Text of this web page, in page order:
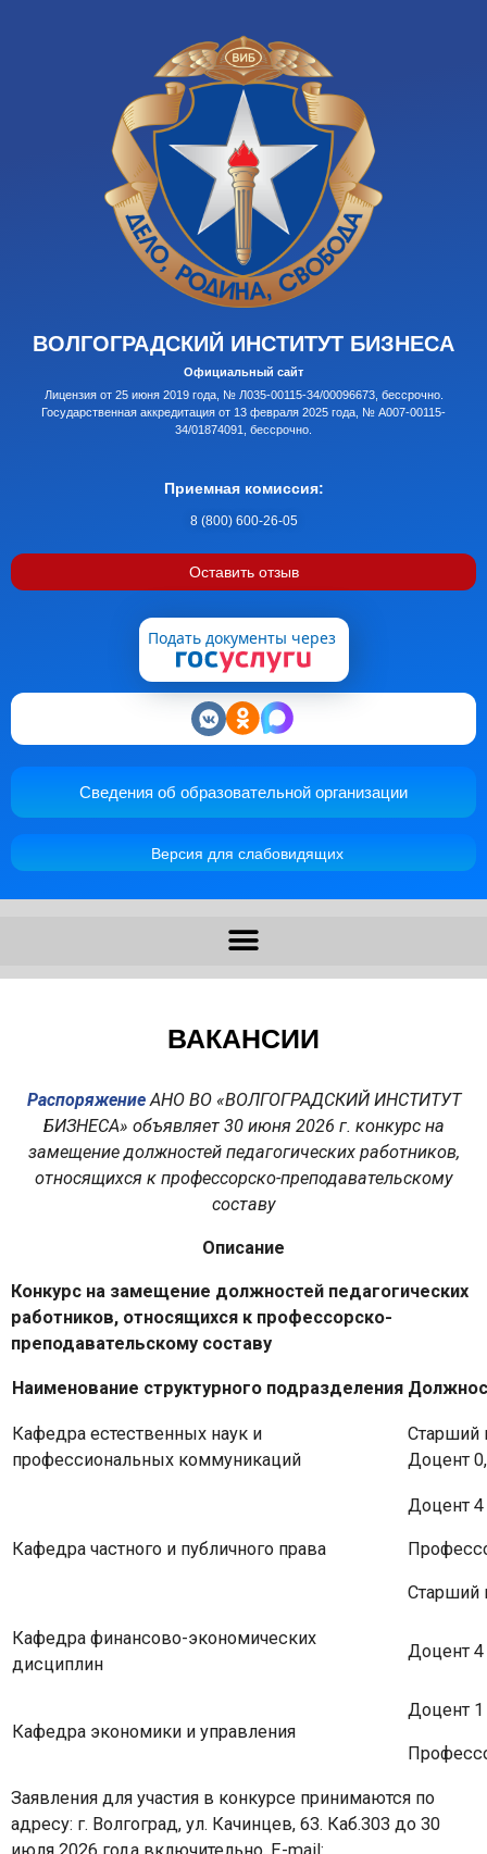
ВОЛГОГРАДСКИЙ ИНСТИТУТ БИЗНЕСА
Официальный сайт
Лицензия от 25 июня 2019 года, № Л035-00115-34/00096673, бессрочно.
Государственная аккредитация от 13 февраля 2025 года, № А007-00115-
34/01874091, бессрочно.
Приемная комиссия:
8 (800) 600-26-05
Оставить отзыв
Подать документы через
Сведения об образовательной организации
Версия для слабовидящих
ВАКАНСИИ
Распоряжение АНО ВО «ВОЛГОГРАДСКИЙ ИНСТИТУТ
БИЗНЕСА» объявляет 30 июня 2026 г. конкурс на
замещение должностей педагогических работников,
относящихся к профессорско-преподавательскому
составу
Описание
Конкурс на замещение должностей педагогических
работников, относящихся к профессорско-
преподавательскому составу
Наименование структурного подразделения
Кафедра естественных наук и
профессиональных коммуникаций
Старший
Доцент
Кафедра частного и публичного права
Доцент 4
Старший
Кафедра финансово-экономических
дисциплин
Доцент 4
Кафедра экономики и управления
Доцент 1
Заявления для участия в конкурсе принимаются по
адресу: г. Волгоград, ул. Качинцев, 63. Каб.303 до 30